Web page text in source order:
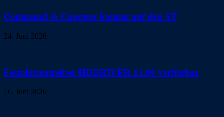
Command & Conquer kommt auf den ST
24. Juni 2026
Festplattentreiber HDDRIVER 13.00 verfügbar
16. Juni 2026